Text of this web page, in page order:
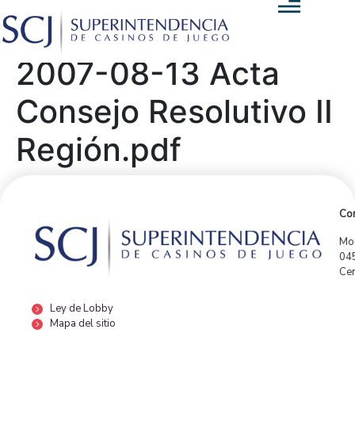
2007-08-13 Acta
Consejo Resolutivo II
Región.pdf
Ley de Lobby
Mapa del sitio